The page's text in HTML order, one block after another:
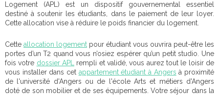
Logement (APL) est un dispositif gouvernemental essentiel
destiné à soutenir les étudiants, dans le paiement de leur loyer.
Cette allocation vise à réduire le poids financier du logement.
Cette allocation logement pour étudiant vous ouvrira peut-être les
portes d’un T2 quand vous n’osiez espérer qu’un petit studio. Une
fois votre dossier APL
rempli et validé, vous aurez tout le loisir de
vous installer dans cet appartement étudiant à Angers à proximité
de l'université d'Angers ou de l'école Arts et métiers d'Angers
doté de son mobilier et de ses équipements. Votre séjour dans la